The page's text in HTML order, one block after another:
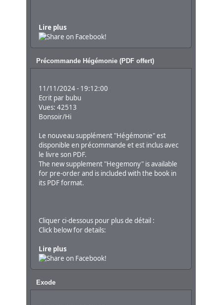
Lire plus
Précommande Hégémonie (PDF offert)
11/11/2024 - 19:12:00
Ecrit par bubu
Vues: 42513
Bonsoir/Hi
Le nouveau supplément "Hégémonie" est
disponible en précommande et est inclus avec
le livre son PDF.
The new supplement "Hegemony" is available
for pre-order and is included with the book in
its PDF format.
Cliquer ci-dessous pour plus de détail :
Click below for details:
Lire plus
Exode